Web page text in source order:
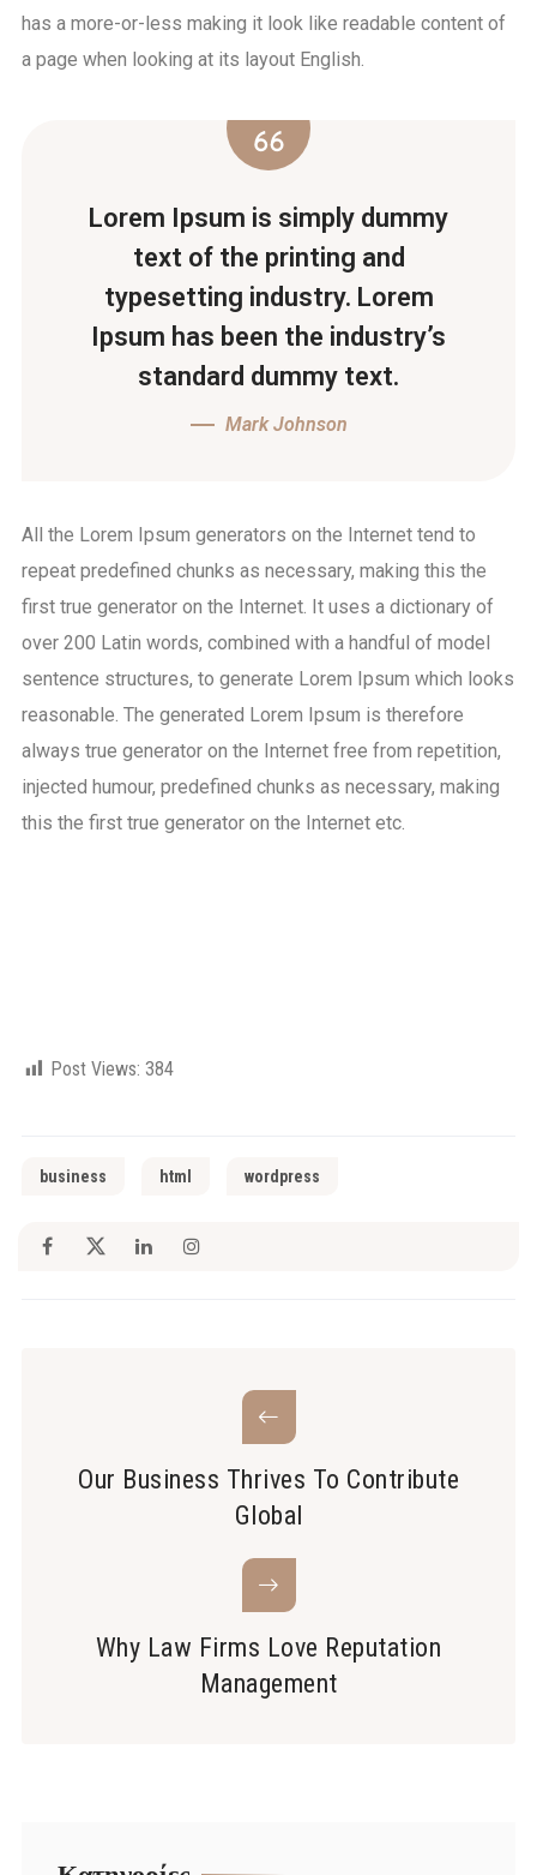
has a more-or-less making it look like readable content of
a page when looking at its layout English.
Lorem Ipsum is simply dummy
text of the printing and
typesetting industry. Lorem
Ipsum has been the industry’s
standard dummy text.
Mark Johnson
All the Lorem Ipsum generators on the Internet tend to
repeat predefined chunks as necessary, making this the
first true generator on the Internet. It uses a dictionary of
over 200 Latin words, combined with a handful of model
sentence structures, to generate Lorem Ipsum which looks
reasonable. The generated Lorem Ipsum is therefore
always true generator on the Internet free from repetition,
injected humour, predefined chunks as necessary, making
this the first true generator on the Internet etc.
Post Views: 384
business html wordpress
Our Business Thrives To Contribute
Global
Why Law Firms Love Reputation
Management